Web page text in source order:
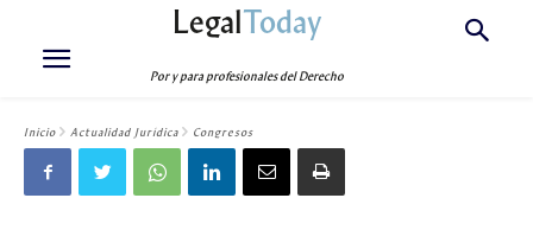
LegalToday
Por y para profesionales del Derecho
Inicio Actualidad Jurídica Congresos